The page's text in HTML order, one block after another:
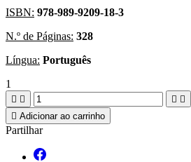
ISBN: 978-989-9209-18-3
N.º de Páginas: 328
Língua: Português
1
   
 Adicionar ao carrinho
Partilhar